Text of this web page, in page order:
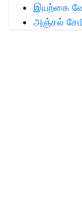
இயற்கை
அஞ்சல்